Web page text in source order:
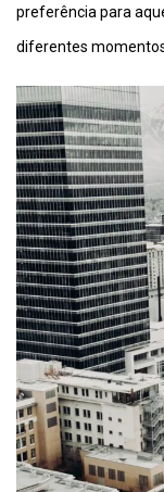
preferência para
diferentes momentos